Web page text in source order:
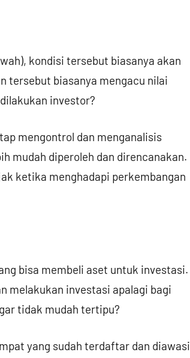
kondisi tersebut biasanya akan
tersebut biasanya mengacu nilai
investor?
mengontrol dan menganalisis
mudah diperoleh dan direncanakan.
ketika menghadapi perkembangan
bisa membeli aset untuk investasi.
melakukan investasi apalagi bagi
tidak mudah tertipu?
yang sudah terdaftar dan diawasi